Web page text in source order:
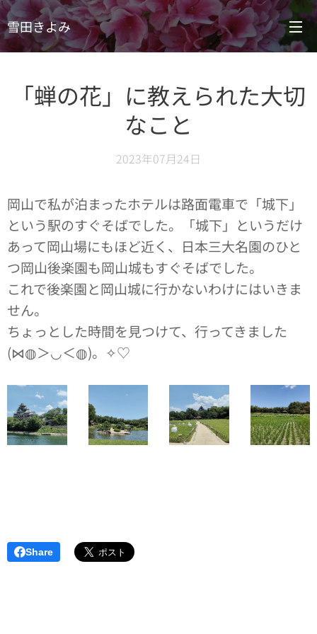
雪田きよみ
「蝉の花」に教えられた大切
なこと
2023年07月24日
岡山で私が泊まったホテルは路面電車で「城下」
という駅のすぐそばでした。「城下」というだけ
あって岡山場にもほど近く、日本三大名園のひと
つ岡山後楽園も岡山城もすぐそばでした。
これで後楽園と岡山城に行かないわけにはいきま
せん。
ちょっとした時間を見つけて、行ってきました
(⋈◍＞◡＜◍)。✧♡
Share